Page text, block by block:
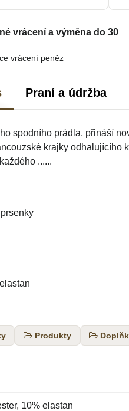
Praní a údržba
spodního prádla, přináší
krajky
......
Produkty
10% elastan
vrácení a výměna do 30
vrácení peněz